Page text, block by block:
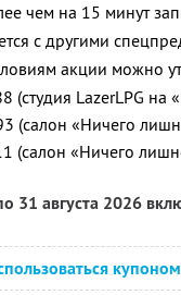
чем на 15 минут
с другими
акции можно
(студия LazerLPG на
(салон «Ничего
(салон «Ничего
31 августа 2026
купоном